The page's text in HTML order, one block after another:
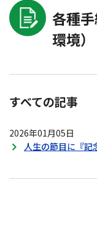
各種
環境）
すべての記事
2026年01月05日
人生の節目に『